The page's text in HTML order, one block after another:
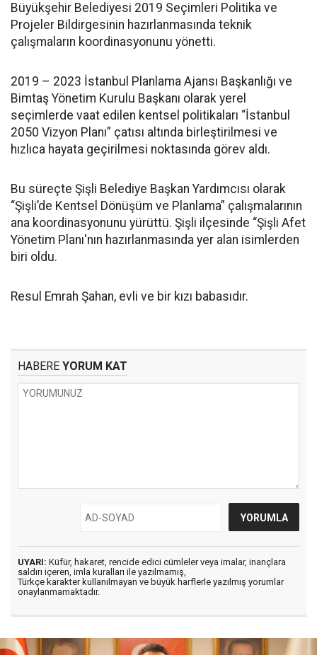
Büyükşehir Belediyesi 2019 Seçimleri Politika ve
Projeler Bildirgesinin hazırlanmasında teknik
çalışmaların koordinasyonunu yönetti.
2019 – 2023 İstanbul Planlama Ajansı Başkanlığı ve
Bimtaş Yönetim Kurulu Başkanı olarak yerel
seçimlerde vaat edilen kentsel politikaları “İstanbul
2050 Vizyon Planı” çatısı altında birleştirilmesi ve
hızlıca hayata geçirilmesi noktasında görev aldı.
Bu süreçte Şişli Belediye Başkan Yardımcısı olarak
“Şişli’de Kentsel Dönüşüm ve Planlama” çalışmalarının
ana koordinasyonunu yürüttü. Şişli ilçesinde “Şişli Afet
Yönetim Planı'nın hazırlanmasında yer alan isimlerden
biri oldu.
Resul Emrah Şahan, evli ve bir kızı babasıdır.
HABERE YORUM KAT
UYARI: Küfür, hakaret, rencide edici cümleler veya imalar, inançlara
saldırı içeren, imla kuralları ile yazılmamış,
Türkçe karakter kullanılmayan ve büyük harflerle yazılmış yorumlar
onaylanmamaktadır.